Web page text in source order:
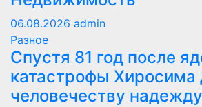
06.08.2026 admin
Разное
Спустя 81 год после
катастрофы Хиросима
человечеству надежду